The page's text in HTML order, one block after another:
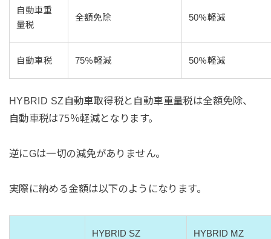
自動車重
量税
全額免除 50％軽減
自動車税 75％軽減 50％軽減
HYBRID SZ自動車取得税と自動車重量税は全額免除、
自動車税は75％軽減となります。
逆にGは一切の減免がありません。
実際に納める金額は以下のようになります。
HYBRID SZ HYBRID MZ